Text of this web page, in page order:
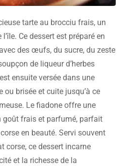
tarte au brocciu frais, un
Ce dessert est préparé en
des œufs, du sucre, du zeste
de liqueur d’herbes
ensuite versée dans une
ou brisée et cuite jusqu’à ce
Le fiadone offre une
goût frais et parfumé, parfait
en beauté. Servi souvent
corse, ce dessert incarne
et la richesse de la